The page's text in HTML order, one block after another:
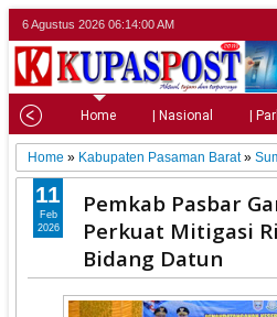
6 Agustus 2026 06:14:02 AM
Home | Nasional |
Home » Kabupaten Pasaman Barat»
Pemkab Pasbar
Perkuat Mitigasi
Bidang Datun
11
Feb
2026